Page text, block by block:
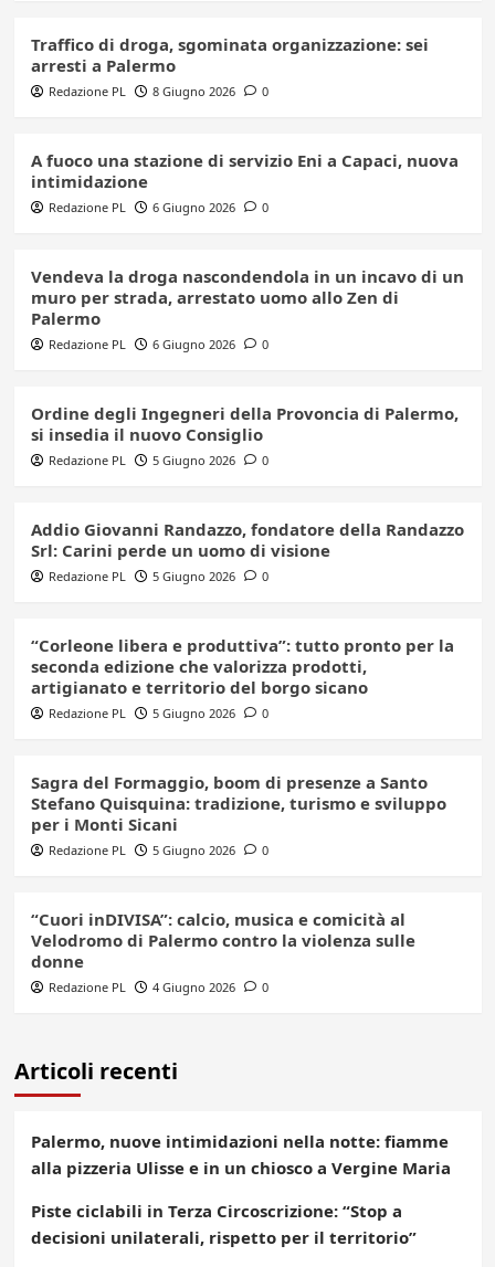
Traffico di droga, sgominata organizzazione: sei
arresti a Palermo
Redazione PL 8 Giugno 2026 0
A fuoco una stazione di servizio Eni a Capaci, nuova
intimidazione
Redazione PL 6 Giugno 2026 0
Vendeva la droga nascondendola in un incavo di un
muro per strada, arrestato uomo allo Zen di
Palermo
Redazione PL 6 Giugno 2026 0
Ordine degli Ingegneri della Provoncia di Palermo,
si insedia il nuovo Consiglio
Redazione PL 5 Giugno 2026 0
Addio Giovanni Randazzo, fondatore della Randazzo
Srl: Carini perde un uomo di visione
Redazione PL 5 Giugno 2026 0
“Corleone libera e produttiva”: tutto pronto per la
seconda edizione che valorizza prodotti,
artigianato e territorio del borgo sicano
Redazione PL 5 Giugno 2026 0
Sagra del Formaggio, boom di presenze a Santo
Stefano Quisquina: tradizione, turismo e sviluppo
per i Monti Sicani
Redazione PL 5 Giugno 2026 0
“Cuori inDIVISA”: calcio, musica e comicità al
Velodromo di Palermo contro la violenza sulle
donne
Redazione PL 4 Giugno 2026 0
Articoli recenti
Palermo, nuove intimidazioni nella notte: fiamme
alla pizzeria Ulisse e in un chiosco a Vergine Maria
Piste ciclabili in Terza Circoscrizione: “Stop a
decisioni unilaterali, rispetto per il territorio”